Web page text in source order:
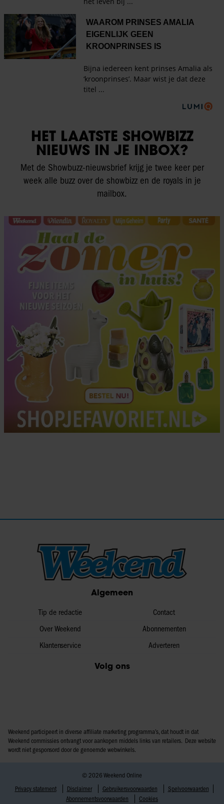
HET LAATSTE SHOWBIZZ
NIEUWS IN JE INBOX?
Met de Showbuzz-nieuwsbrief krijg je twee keer per
week alle buzz over de showbizz en de royals in je
mailbox.
Algemeen
Tip de redactie
Over Weekend
Klantenservice
Contact
Abonnementen
Adverteren
Volg ons
Weekend participeert in diverse affiliate marketing programma’s, dat houdt in dat
Weekend commissies ontvangt voor aankopen middels links van retailers. Deze website
wordt niet gesponsord door de genoemde webwinkels.
© 2026 Weekend Online
Privacy statement
Disclaimer Gebruikersvoorwaarden
Spelvoorwaarden
Abonnementsvoorwaarden
Cookies